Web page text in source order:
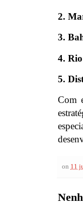
2.
3.
4.
5.
Com
on 11